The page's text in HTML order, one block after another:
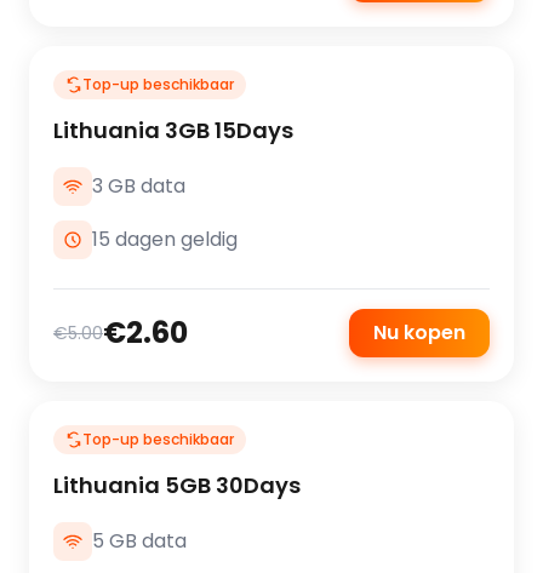
Top-up beschikbaar
Lithuania 3GB 15Days
3 GB data
15 dagen geldig
€5.00€2.60 Nu kopen
Top-up beschikbaar
Lithuania 5GB 30Days
5 GB data